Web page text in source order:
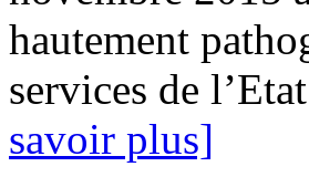
hautement
services de
savoir plus]